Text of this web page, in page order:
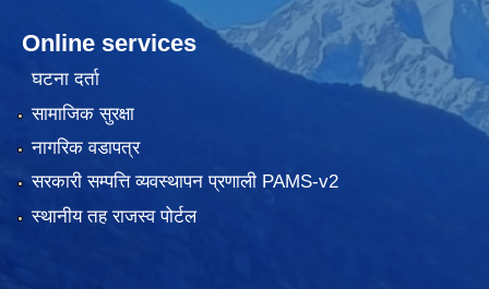
Online services
घटना दर्ता
सामाजिक सुरक्षा
नागरिक वडापत्र
सरकारी सम्पत्ति व्यवस्थापन प्रणाली PAMS-v2
स्थानीय तह राजस्व पोर्टल